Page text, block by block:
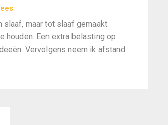
maar tot slaaf gemaakt.
houden. Een extra belasting op
Vervolgens neem ik afstand